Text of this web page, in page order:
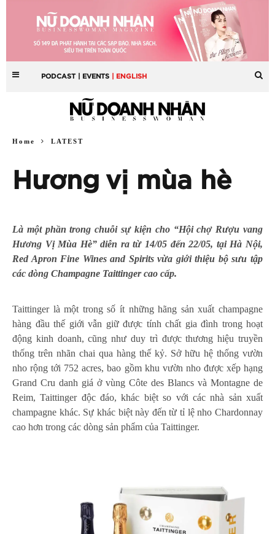
PODCAST | EVENTS | ENGLISH
Home LATEST
Hương vị mùa hè
Là một phần trong chuỗi sự kiện cho “Hội chợ Rượu vang
Hương Vị Mùa Hè” diễn ra từ 14/05 đến 22/05, tại Hà Nội,
Red Apron Fine Wines and Spirits vừa giới thiệu bộ sưu tập
các dòng Champagne Taittinger cao cấp.
Taittinger là một trong số ít những hãng sản xuất champagne
hàng đầu thế giới vẫn giữ được tính chất gia đình trong hoạt
động kinh doanh, cũng như duy trì được thương hiệu truyền
thống trên nhãn chai qua hàng thế kỷ. Sở hữu hệ thống vườn
nho rộng tới 752 acres, bao gồm khu vườn nho được xếp hạng
Grand Cru danh giá ở vùng Côte des Blancs và Montagne de
Reim, Taittinger độc đáo, khác biệt so với các nhà sản xuất
champagne khác. Sự khác biệt này đến từ tỉ lệ nho Chardonnay
cao hơn trong các dòng sản phẩm của Taittinger.